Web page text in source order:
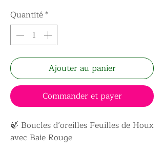
Quantité*
Ajouter au panier
Commander et payer
🍃 Boucles d’oreilles Feuilles de Houx
avec Baie Rouge